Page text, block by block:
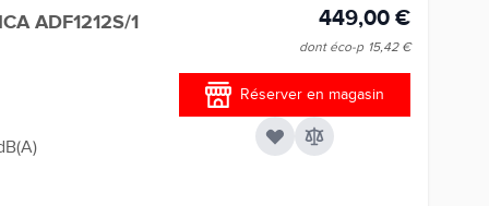
ADF1212S/1 449,00 €
dont éco-p 15,42 €
Réserver en magasin